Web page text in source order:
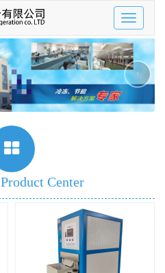
Toggle
›
Product Center